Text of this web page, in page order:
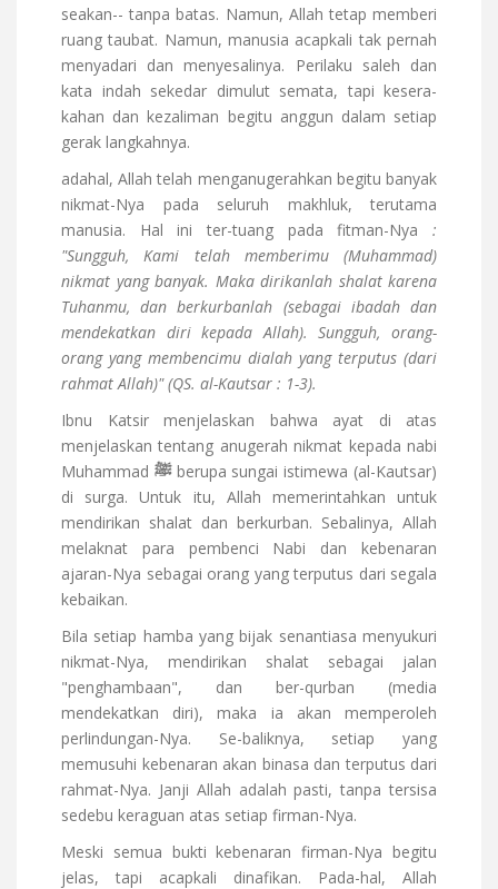
seakan-- tanpa batas. Namun, Allah tetap memberi
ruang taubat. Namun, manusia acapkali tak pernah
menyadari dan menyesalinya. Perilaku saleh dan
kata indah sekedar dimulut semata, tapi kesera-
kahan dan kezaliman begitu anggun dalam setiap
gerak langkahnya.
adahal, Allah telah menganugerahkan begitu banyak
nikmat-Nya pada seluruh makhluk, terutama
manusia. Hal ini ter-tuang pada fitman-Nya :
"Sungguh, Kami telah memberimu (Muhammad)
nikmat yang banyak. Maka dirikanlah shalat karena
Tuhanmu, dan berkurbanlah (sebagai ibadah dan
mendekatkan diri kepada Allah). Sungguh, orang-
orang yang membencimu dialah yang terputus (dari
rahmat Allah)" (QS. al-Kautsar : 1-3).
Ibnu Katsir menjelaskan bahwa ayat di atas
menjelaskan tentang anugerah nikmat kepada nabi
Muhammad
ﷺ berupa sungai istimewa (al-Kautsar)
di surga. Untuk itu, Allah memerintahkan untuk
mendirikan shalat dan berkurban. Sebalinya, Allah
melaknat para pembenci Nabi dan kebenaran
ajaran-Nya sebagai orang yang terputus dari segala
kebaikan.
Bila setiap hamba yang bijak senantiasa menyukuri
nikmat-Nya, mendirikan shalat sebagai jalan
"penghambaan", dan ber-qurban (media
mendekatkan diri), maka ia akan memperoleh
perlindungan-Nya. Se-baliknya, setiap yang
memusuhi kebenaran akan binasa dan terputus dari
rahmat-Nya. Janji Allah adalah pasti, tanpa tersisa
sedebu keraguan atas setiap firman-Nya.
Meski semua bukti kebenaran firman-Nya begitu
jelas, tapi acapkali dinafikan. Pada-hal, Allah